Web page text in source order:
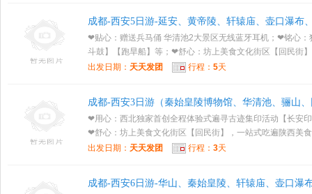
成都-西安5日游-延安、黄帝陵、轩辕庙、壶口瀑布
❤贴心：赠送兵马俑 华清池2大景区无线蓝牙耳机；❤铭心
斗鼓】【跑旱船】等；❤舒心：坊上美食文化街区【回民街
出发日期： 天天发团 行程： 5天
成都-西安3日游（秦始皇陵博物馆、华清池、骊山
❤用心：西北独家首创全程体验式遍寻古迹集印活动【长安
❤舒心：坊上美食文化街区【回民街】，一站式吃遍陕西美
出发日期： 天天发团 行程： 3天
成都-西安6日游-华山、秦始皇陵、轩辕庙、壶口瀑